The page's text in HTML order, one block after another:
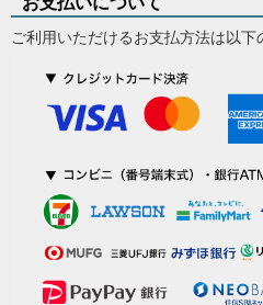
ご利用いただけるお支払方法は以下